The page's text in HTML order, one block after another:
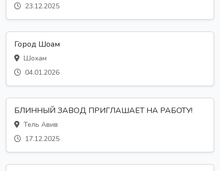
23.12.2025
Город Шоам
Шохам
04.01.2026
БЛИННЫЙ ЗАВОД ПРИГЛАШАЕТ НА РАБОТУ!
Тель Авив
17.12.2025